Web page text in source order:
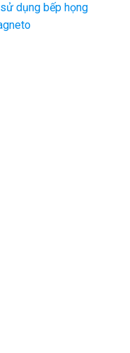
dụng bếp họng